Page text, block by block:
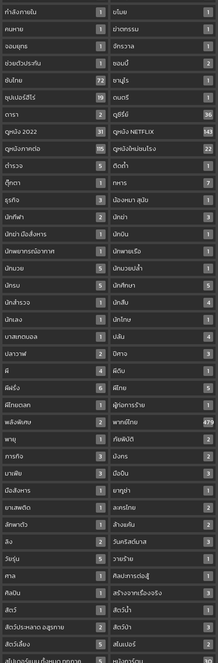
กำลังภายใน
1 ขโมย
1
คนหาย
1 ฆ่าตกรรม
1
จอมยุทธ
1 จักรวาล
1
ช่วยตัวประกัน
1 ซอมบี้
2
ซับไทย
72 ซามูไร
1
ซุปเปอร์ฮีโร่
19 ดนตรี
1
ดารา
2 ดูซีรี่ย์
36
ดูหนัง 2022
31 ดูหนัง NETFLIX
143
ดูหนังภาคต่อ
115 ดูหนังใหม่ชนโรง
22
ตำรวจ
5 ติดถ้ำ
1
ตุ๊กตา
1 ทหาร
7
ธุรกิจ
3 น้องหมา สุนัข
1
นักกีฬา
2 นักฆ่า
3
นักฆ่า มือสั่งหาร
1 นักบิน
1
นักพยากรณ์อากาศ
1 นักพายเรือ
1
นักมวย
5 นักมวยปล้ำ
1
นักรบ
5 นักศึกษา
5
นักสำรวจ
1 นักสืบ
4
นักเลง
1 นักโทษ
1
บาสเกตบอล
1 ปล้น
4
ปลาวาฬ
2 ปีศาจ
3
ผี
4 ผีดิบ
1
ผีฝรั่ง
6 ผีไทย
5
ผีไทยตลก
1 ผู้ก่อการร้าย
1
พลังพิเศษ
2 พากย์ไทย
479
พายุ
1 ภัยพิบัติ
2
ภารกิจ
3 มังกร
2
มาเฟีย
3 มือปืน
3
มือสังหาร
1 ยากูซ่า
1
ยาเสพติด
1 ละครไทย
2
ลักพาตัว
1 ล้างแค้น
2
ลิง
2 วันคริสต์มาส
3
วัยรุ่น
5 วายร้าย
1
ศาล
1 ศิลปะการต่อสู้
1
ศิลปิน
1 สร้างจากเรื่องจริง
3
สัตว์
1 สัตว์น้ำ
1
สัตว์ประหลาด อสูรกาย
2 สัตว์ป่า
3
สัตว์เลี้ยง
5 สไนเปอร์
2